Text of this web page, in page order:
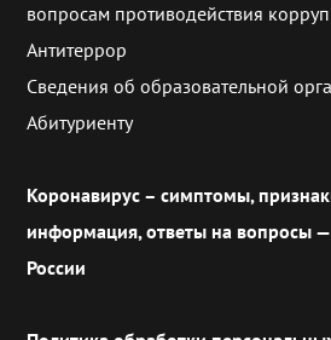
вопросам противодействия
Антитеррор
Сведения об образовательной
Абитуриенту
Коронавирус – симптомы,
информация, ответы на вопросы
России